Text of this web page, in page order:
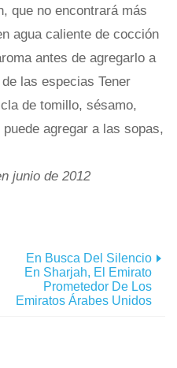
que no encontrará más
agua caliente de cocción
antes de agregarlo a
las especias Tener
de tomillo, sésamo,
agregar a las sopas,
junio de 2012
En Busca Del Silencio
En Sharjah, El Emirato
Prometedor De Los
Emiratos Árabes Unidos